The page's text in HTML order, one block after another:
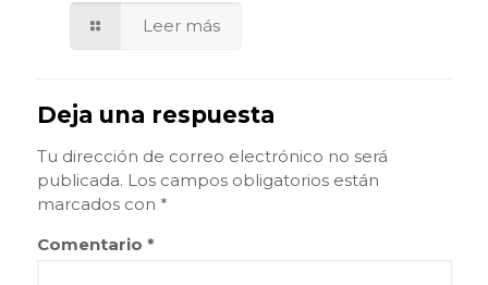
Leer más
Deja una respuesta
Tu dirección de correo electrónico no será
publicada. Los campos obligatorios están
marcados con *
Comentario *